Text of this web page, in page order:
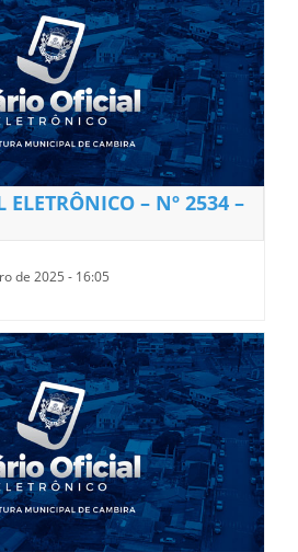
ELETRÔNICO – Nº 2534 –
de 2025 - 16:05